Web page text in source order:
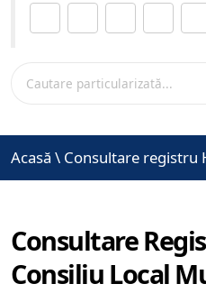
Acasă \ Consultare registru
Consultare
Consiliu Local